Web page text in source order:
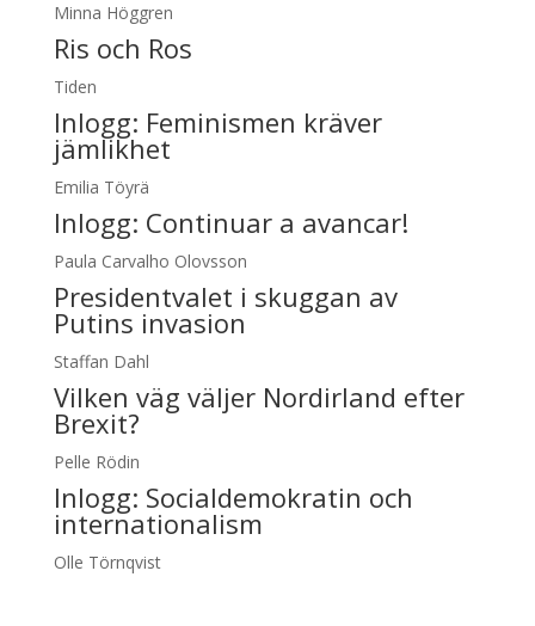
Minna Höggren
Ris och Ros
Tiden
Inlogg: Feminismen kräver
jämlikhet
Emilia Töyrä
Inlogg: Continuar a avancar!
Paula Carvalho Olovsson
Presidentvalet i skuggan av
Putins invasion
Staffan Dahl
Vilken väg väljer Nordirland efter
Brexit?
Pelle Rödin
Inlogg: Socialdemokratin och
internationalism
Olle Törnqvist